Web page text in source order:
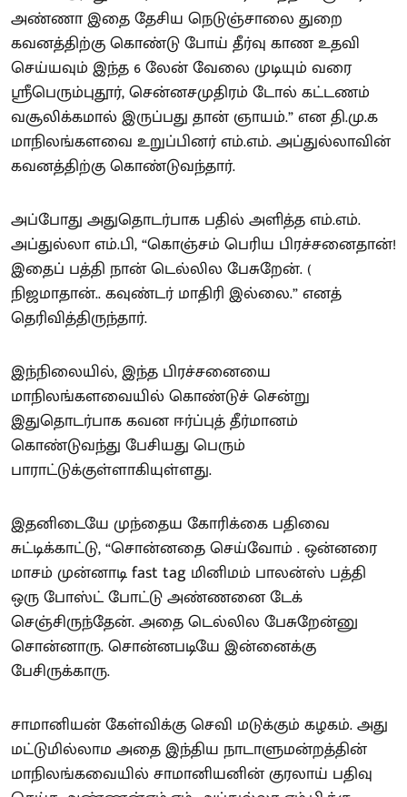
அண்ணா இதை தேசிய நெடுஞ்சாலை துறை
கவனத்திற்கு கொண்டு போய் தீர்வு காண உதவி
செய்யவும் இந்த 6 லேன் வேலை முடியும் வரை
ஸ்ரீபெரும்புதூர், சென்னசமுதிரம் டோல் கட்டணம்
வசூலிக்கமால் இருப்பது தான் ஞாயம்.” என தி.மு.க
மாநிலங்களவை உறுப்பினர் எம்.எம். அப்துல்லாவின்
கவனத்திற்கு கொண்டுவந்தார்.
அப்போது அதுதொடர்பாக பதில் அளித்த எம்.எம்.
அப்துல்லா எம்.பி, “கொஞ்சம் பெரிய பிரச்சனைதான்!
இதைப் பத்தி நான் டெல்லில பேசுறேன். (
நிஜமாதான்.. கவுண்டர் மாதிரி இல்லை.” எனத்
தெரிவித்திருந்தார்.
இந்நிலையில், இந்த பிரச்சனையை
மாநிலங்களவையில் கொண்டுச் சென்று
இதுதொடர்பாக கவன ஈர்ப்புத் தீர்மானம்
கொண்டுவந்து பேசியது பெரும்
பாராட்டுக்குள்ளாகியுள்ளது.
இதனிடையே முந்தைய கோரிக்கை பதிவை
சுட்டிக்காட்டு, “சொன்னதை செய்வோம் . ஒன்னரை
மாசம் முன்னாடி fast tag மினிமம் பாலன்ஸ் பத்தி
ஒரு போஸ்ட் போட்டு அண்ணனை டேக்
செஞ்சிருந்தேன். அதை டெல்லில பேசுறேன்னு
சொன்னாரு. சொன்னபடியே இன்னைக்கு
பேசிருக்காரு.
சாமானியன் கேள்விக்கு செவி மடுக்கும் கழகம். அது
மட்டுமில்லாம அதை இந்திய நாடாளுமன்றத்தின்
மாநிலங்கவையில் சாமானியனின் குரலாய் பதிவு